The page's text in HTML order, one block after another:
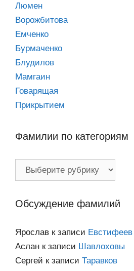
Люмен
Ворожбитова
Емченко
Бурмаченко
Блудилов
Мамгаин
Говарящая
Прикрытием
Фамилии по категориям
Обсуждение фамилий
Ярослав к записи Евстифеев
Аслан к записи Шавлоховы
Сергей к записи Таравков